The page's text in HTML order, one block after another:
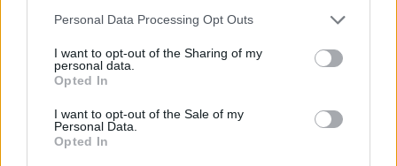
Personal Data Processing Opt Outs
I want to opt-out of the Sharing of my
personal data.
Opted In
I want to opt-out of the Sale of my
Personal Data.
Opted In
💶 Quanto Custou? | Fogo de artifício (de 11
minutos) da Feira das Colheitas custa €20.550
7/08/2026